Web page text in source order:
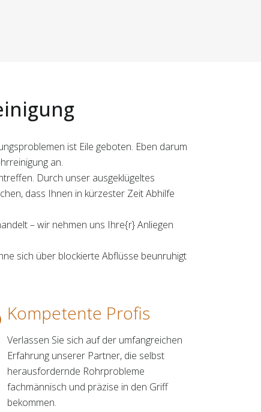
ist Eile geboten. Eben darum
an.
Durch unser ausgeklügeltes
dass Ihnen in kürzester Zeit Abhilfe
– wir nehmen uns Ihre{r} Anliegen
sich über blockierte Abflüsse beunruhigt
Kompetente Profis
Verlassen Sie sich auf der umfangreichen
Erfahrung unserer Partner, die selbst
herausfordernde Rohrprobleme
fachmännisch und präzise in den Griff
bekommen.